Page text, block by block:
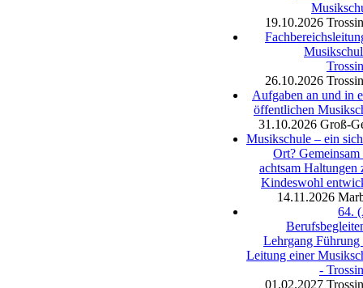
19.10.2026
26.10.2026
Aufgaben an und in
öffentlichen
31.10.2026 Groß-
Musikschule – ein
Ort? Gemeinsam
achtsam Haltungen
Kindeswohl
14.11.2026
64.
Lehrgang Führung
Leitung einer
-
01.02.2027